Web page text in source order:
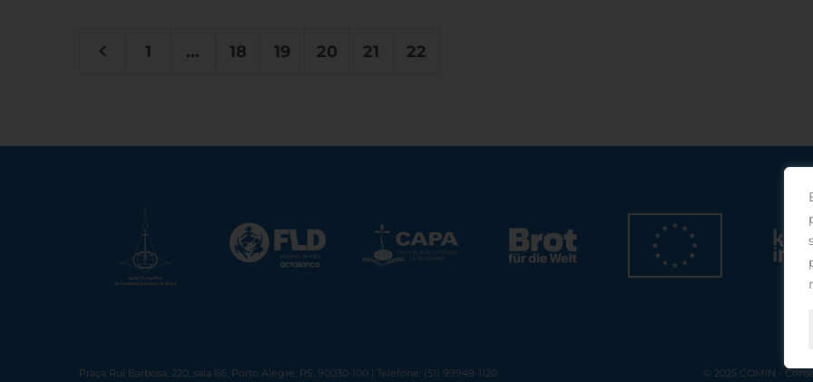
1 ... 18 19 20 21 22
Praça Rui Barbosa, 220, sala 66, Porto Alegre, RS, 90030-100 | Telefone: (51) 99949-1120 © 2025 COMIN -